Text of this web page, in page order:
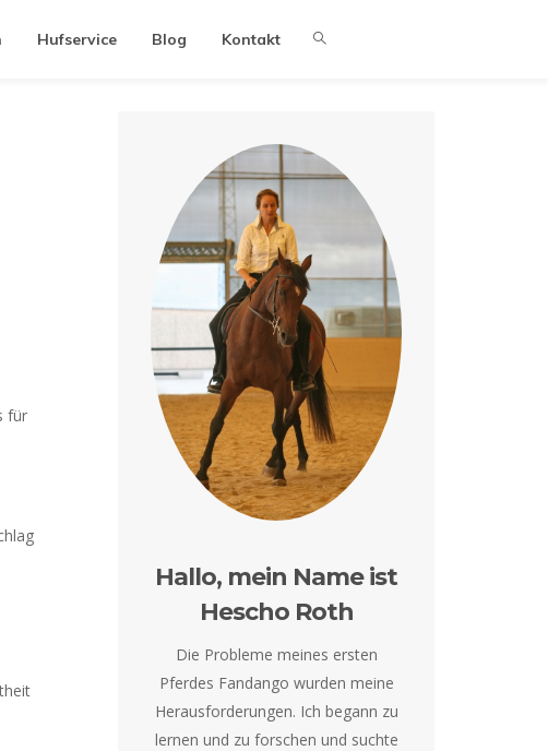
Hufservice Blog Kontakt
für
Hallo, mein Name ist
Hescho Roth
Die Probleme meines ersten
Pferdes Fandango wurden meine
Herausforderungen. Ich begann zu
lernen und zu forschen und suchte